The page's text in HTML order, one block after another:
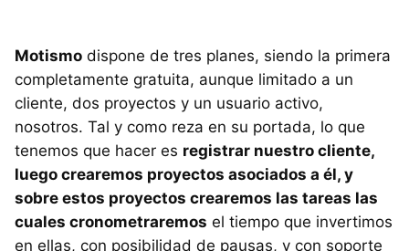
Motismo dispone de tres planes, siendo la primera
completamente gratuita, aunque limitado a un
cliente, dos proyectos y un usuario activo,
nosotros. Tal y como reza en su portada, lo que
tenemos que hacer es registrar nuestro cliente,
luego crearemos proyectos asociados a él, y
sobre estos proyectos crearemos las tareas las
cuales cronometraremos el tiempo que invertimos
en ellas, con posibilidad de pausas, y con soporte